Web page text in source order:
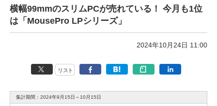
横幅99mmのスリムPCが売れている！ 今月も1位
は「MousePro LPシリーズ」
2024年10月24日 11:00
リスト
集計期間：2024年9月15日～10月15日